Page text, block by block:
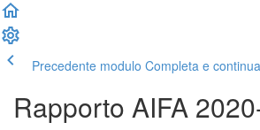
Precedente modulo Completa e continua
Rapporto AIFA